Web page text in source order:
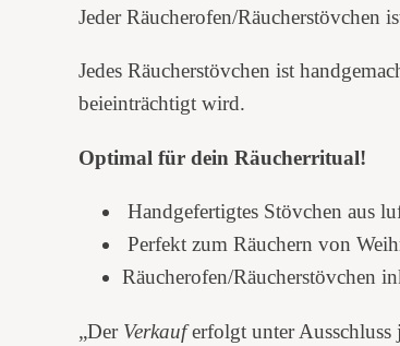
Jeder Räucherofen/
Jedes Räucherstövchen ist
beieinträchtigt wird.
Optimal für dein Räucherritual!
Handgefertigtes Stövchen aus
Perfekt zum Räuchern von
Räucherofen/Räucherstövchen
„Der Verkauferfolgt unter Ausschluss